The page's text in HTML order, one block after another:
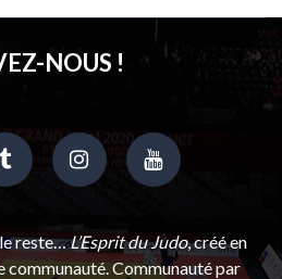
NOUS !
reste…L’Esprit du Judo, créé en
communauté. Communauté par